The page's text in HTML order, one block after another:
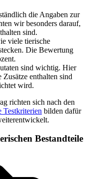
die Angaben zur
wir besonders darauf,
sind.
viele tierische
Die Bewertung
sind wichtig. Hier
enthalten sind
wird.
richten sich nach den
Testkriterien bilden dafür
Bestandteile